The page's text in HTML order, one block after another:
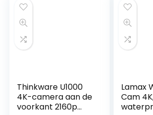
Thinkware U1000
4K-camera aan de
voorkant 2160p
Lamax
Cam